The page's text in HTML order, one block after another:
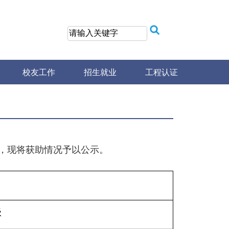
校友工作 招生就业 工程认证
将获助情况予以公示。